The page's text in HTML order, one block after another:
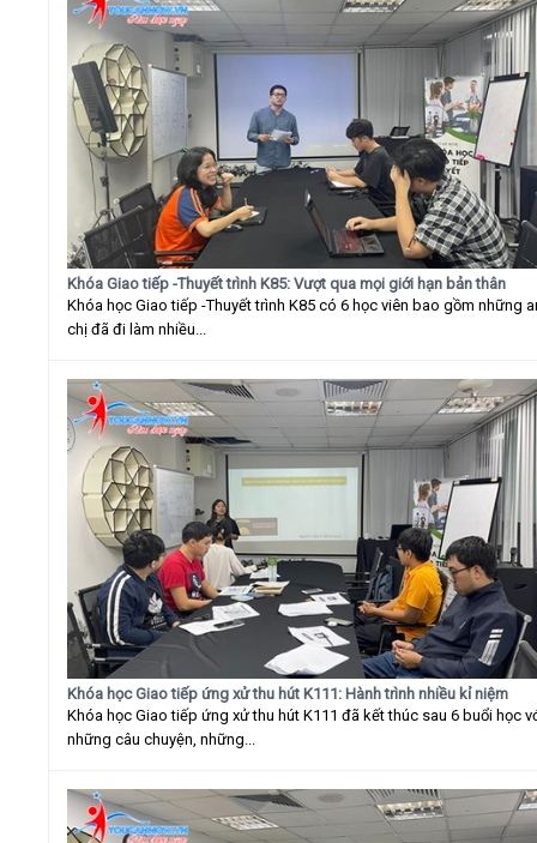
Khóa Giao tiếp -Thuyết trình K85: Vượt qua mọi giới hạn bản thân
Khóa học Giao tiếp -Thuyết trình K85 có 6 học viên bao gồm những
chị đã đi làm nhiều...
Khóa học Giao tiếp ứng xử thu hút K111: Hành trình nhiều kỉ niệm
Khóa học Giao tiếp ứng xử thu hút K111 đã kết thúc sau 6 buổi học
những câu chuyện, những...